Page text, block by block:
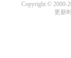
Copyright © 2000-
更新